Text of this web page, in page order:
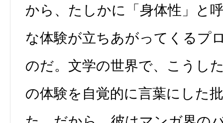
から、たしかに「身体性」と
な体験が立ちあがってくるプ
のだ。文学の世界で、こうし
の体験を自覚的に言葉にした